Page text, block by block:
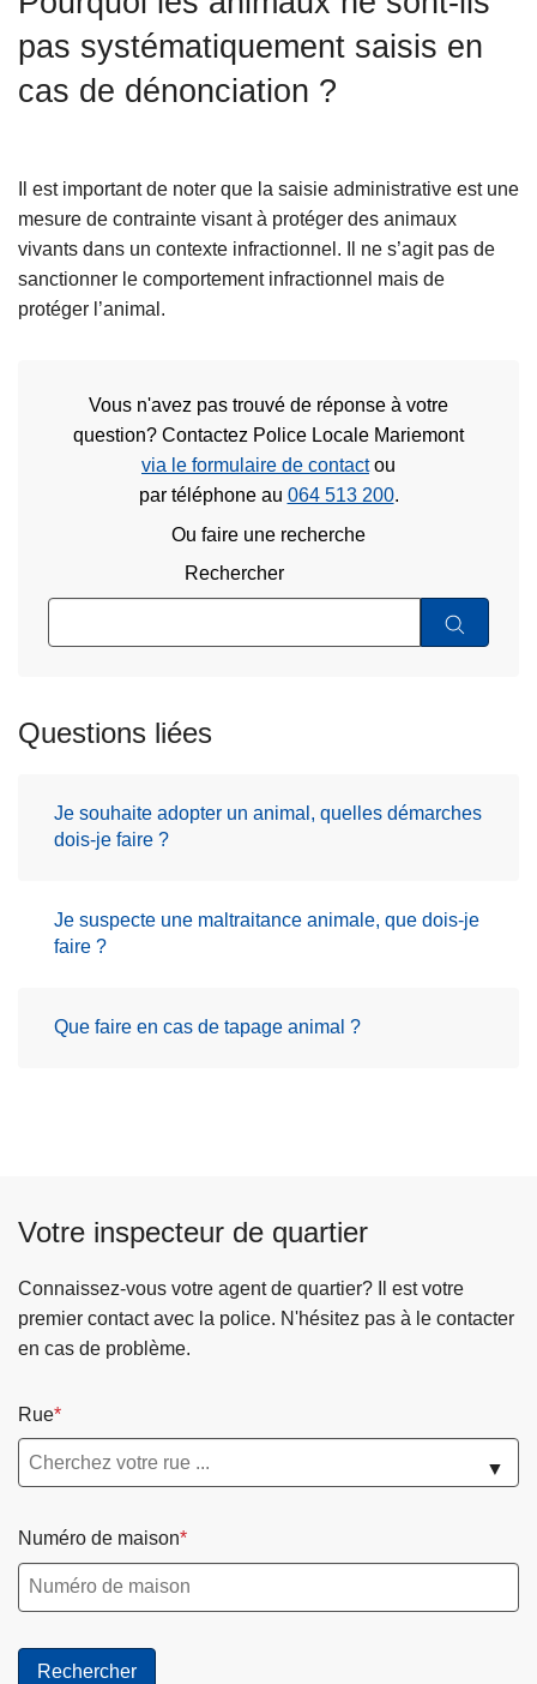
pas systématiquement saisis en
cas de dénonciation ?
Il est important de noter que la saisie administrative est une
mesure de contrainte visant à protéger des animaux
vivants dans un contexte infractionnel. Il ne s’agit pas de
sanctionner le comportement infractionnel mais de
protéger l’animal.
Vous n'avez pas trouvé de réponse à votre
question? Contactez Police Locale Mariemont
via le formulaire de contactou
par téléphone au 064 513 200.
Ou faire une recherche
Rechercher
Questions liées
Je souhaite adopter un animal, quelles démarches
dois-je faire ?
Je suspecte une maltraitance animale, que dois-je
faire ?
Que faire en cas de tapage animal ?
Votre inspecteur de quartier
Connaissez-vous votre agent de quartier? Il est votre
premier contact avec la police. N'hésitez pas à le contacter
en cas de problème.
Rue
▼
Numéro de maison